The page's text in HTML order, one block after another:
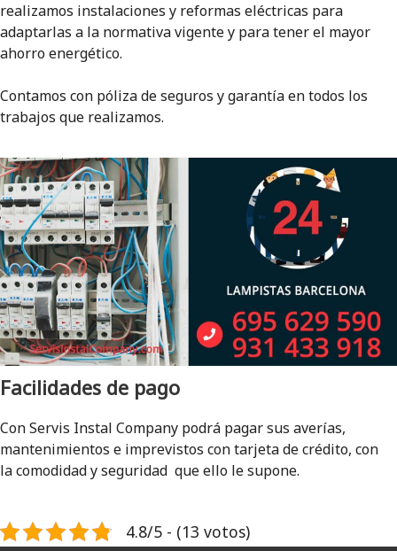
realizamos instalaciones y reformas eléctricas para
adaptarlas a la normativa vigente y para tener el mayor
ahorro energético.
Contamos con póliza de seguros y garantía en todos los
trabajos que realizamos.
Facilidades de pago
Con Servis Instal Company podrá pagar sus averías,
mantenimientos e imprevistos con tarjeta de crédito, con
la comodidad y seguridad que ello le supone.
4.8/5 - (13 votos)